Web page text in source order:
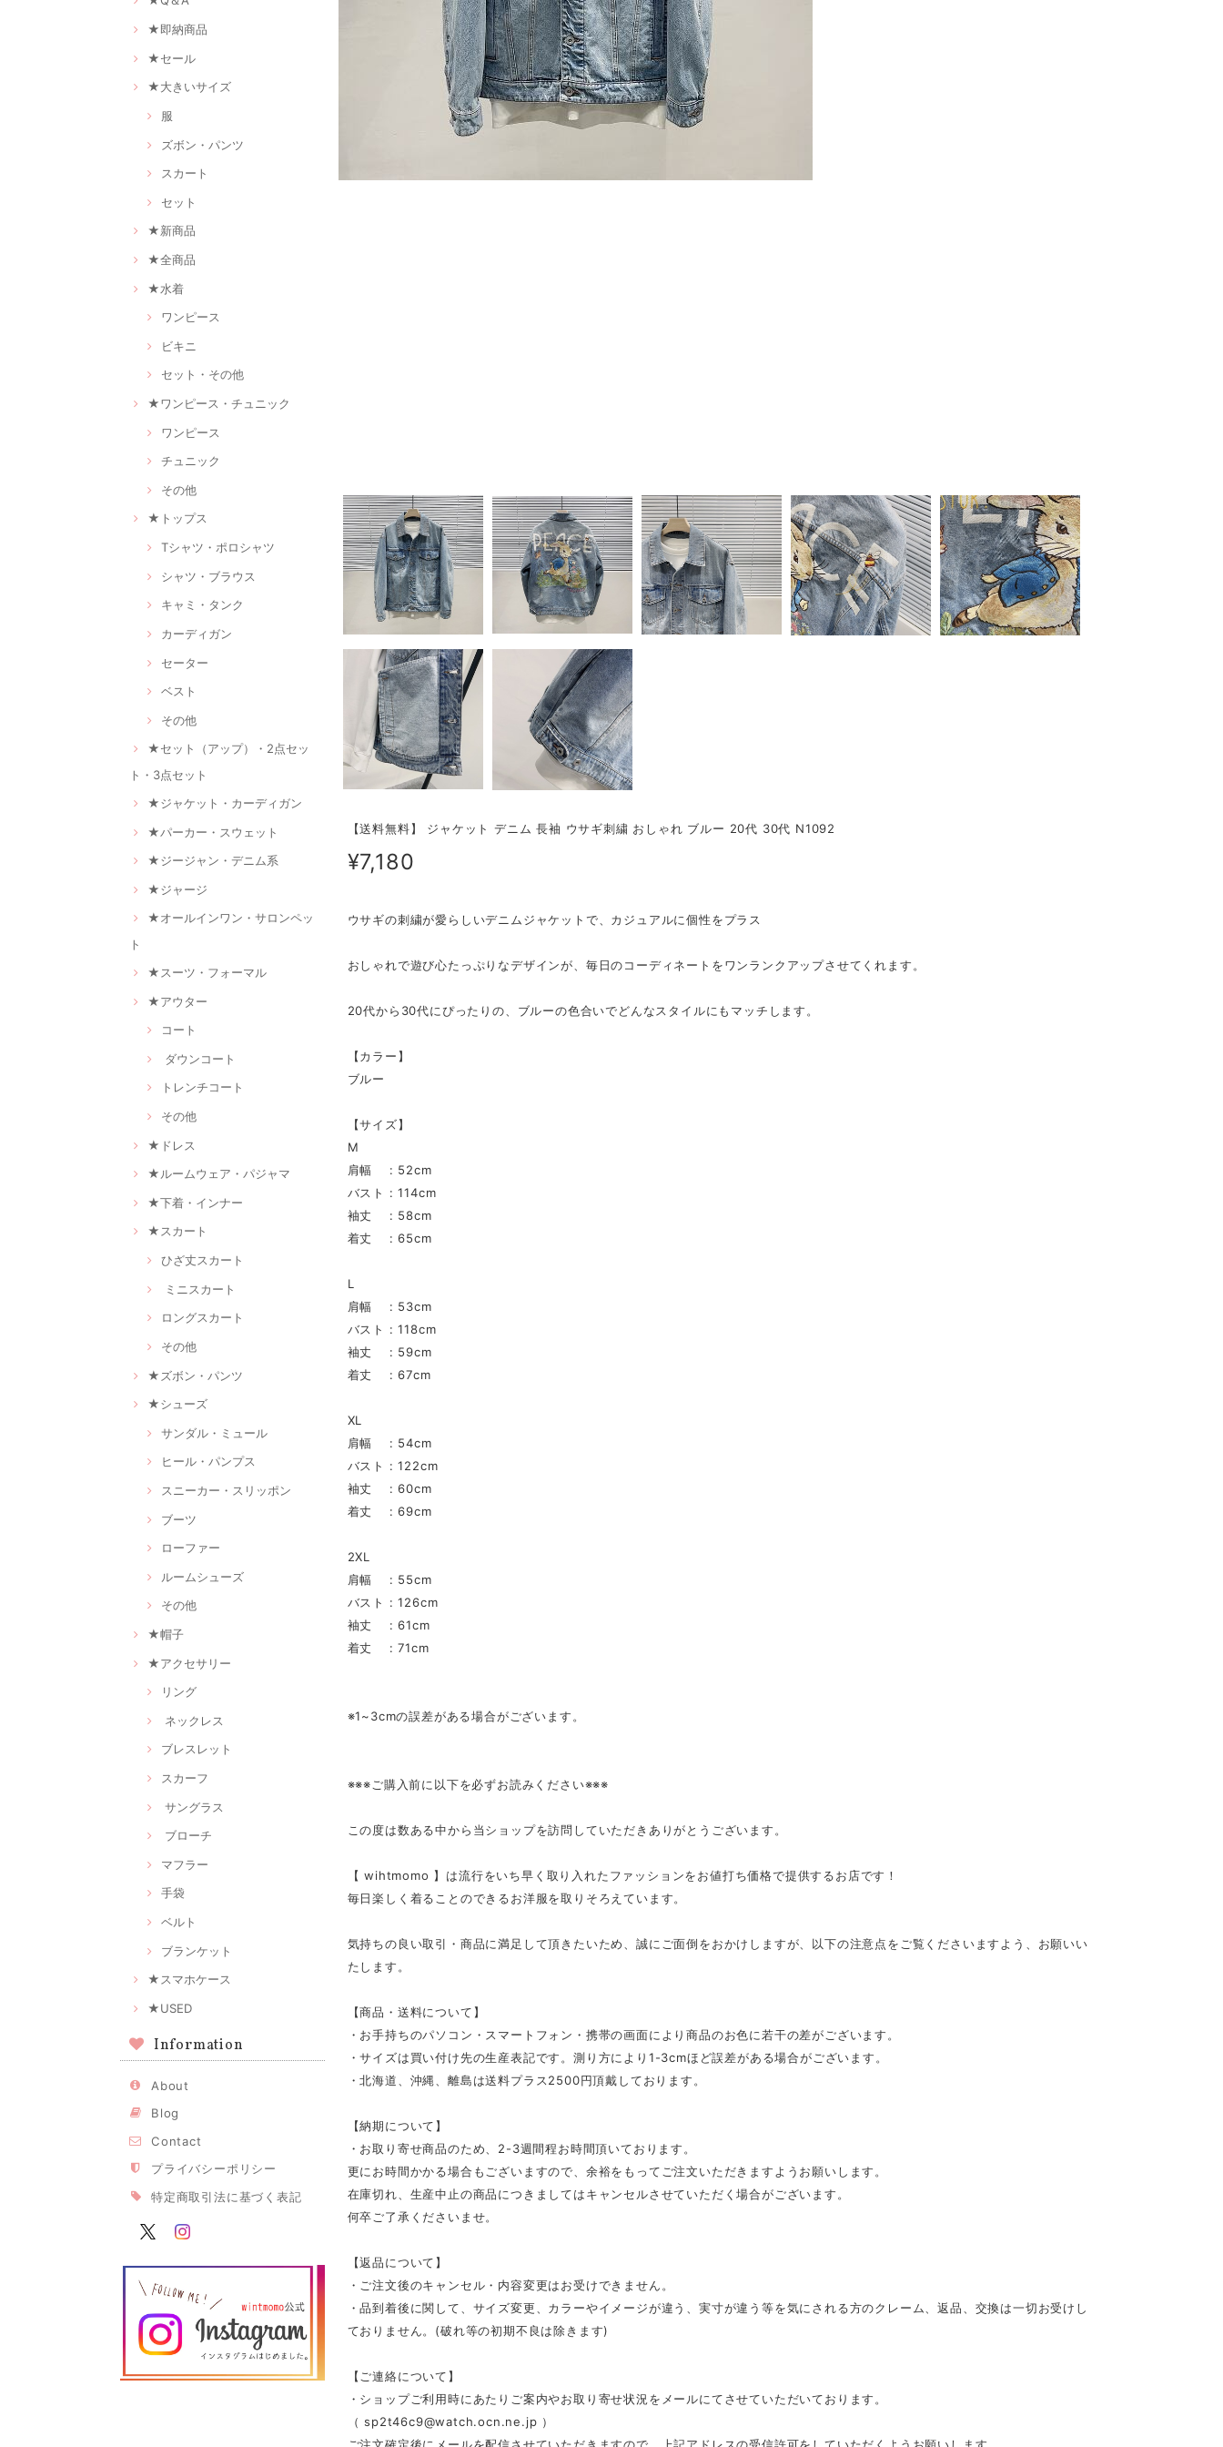
★即納商品
★セール
★大きいサイズ
服
ズボン・パンツ
スカート
セット
★新商品
★全商品
★水着
ワンピース
ビキニ
セット・その他
★ワンピース・チュニック
ワンピース
チュニック
その他
★トップス
Tシャツ・ポロシャツ
シャツ・ブラウス
キャミ・タンク
カーディガン
セーター
ベスト
その他
★セット（アップ）・2点セッ
ト・3点セット
★ジャケット・カーディガン
★パーカー・スウェット
★ジージャン・デニム系
★ジャージ
★オールインワン・サロンペッ
ト
★スーツ・フォーマル
★アウター
コート
ダウンコート
トレンチコート
その他
★ドレス
★ルームウェア・パジャマ
★下着・インナー
★スカート
ひざ丈スカート
ミニスカート
ロングスカート
その他
★ズボン・パンツ
★シューズ
サンダル・ミュール
ヒール・パンプス
スニーカー・スリッポン
ブーツ
ローファー
ルームシューズ
その他
★帽子
★アクセサリー
リング
ネックレス
ブレスレット
スカーフ
サングラス
ブローチ
マフラー
手袋
ベルト
ブランケット
★スマホケース
★USED
Information
About
Blog
Contact
プライバシーポリシー
特定商取引法に基づく表記
【送料無料】 ジャケット デニム 長袖 ウサギ刺繍 おしゃれ ブルー 20代 30代 N1092
¥7,180
ウサギの刺繍が愛らしいデニムジャケットで、カジュアルに個性をプラス
おしゃれで遊び心たっぷりなデザインが、毎日のコーディネートをワンランクアップさせてくれます。
20代から30代にぴったりの、ブルーの色合いでどんなスタイルにもマッチします。
【カラー】
ブルー
【サイズ】
M
肩幅 : 52cm
バスト : 114cm
袖丈 : 58cm
着丈 : 65cm
L
肩幅 : 53cm
バスト : 118cm
袖丈 : 59cm
着丈 : 67cm
XL
肩幅 : 54cm
バスト : 122cm
袖丈 : 60cm
着丈 : 69cm
2XL
肩幅 : 55cm
バスト : 126cm
袖丈 : 61cm
着丈 : 71cm
※1~3cmの誤差がある場合がございます。
※※※ご購入前に以下を必ずお読みください※※※
この度は数ある中から当ショップを訪問していただきありがとうございます。
【 wihtmomo 】は流行をいち早く取り入れたファッションをお値打ち価格で提供するお店です！
毎日楽しく着ることのできるお洋服を取りそろえています。
気持ちの良い取引・商品に満足して頂きたいため、誠にご面倒をおかけしますが、以下の注意点をご覧くださいますよう、お願いい
たします。
【商品・送料について】
・お手持ちのパソコン・スマートフォン・携帯の画面により商品のお色に若干の差がございます。
・サイズは買い付け先の生産表記です。測り方により1-3cmほど誤差がある場合がございます。
・北海道、沖縄、離島は送料プラス2500円頂戴しております。
【納期について】
・お取り寄せ商品のため、2-3週間程お時間頂いております。
更にお時間かかる場合もございますので、余裕をもってご注文いただきますようお願いします。
在庫切れ、生産中止の商品につきましてはキャンセルさせていただく場合がございます。
何卒ご了承くださいませ。
【返品について】
・ご注文後のキャンセル・内容変更はお受けできません。
・品到着後に関して、サイズ変更、カラーやイメージが違う、実寸が違う等を気にされる方のクレーム、返品、交換は一切お受けし
ておりません。(破れ等の初期不良は除きます)
【ご連絡について】
・ショップご利用時にあたりご案内やお取り寄せ状況をメールにてさせていただいております。
（sp2t46c9@watch.ocn.ne.jp ）
ご注文確定後にメールを配信させていただきますので、上記アドレスの受信許可をしていただくようお願いします。